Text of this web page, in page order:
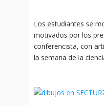
Los estudiantes se
motivados por los
conferencista, con
la semana de la